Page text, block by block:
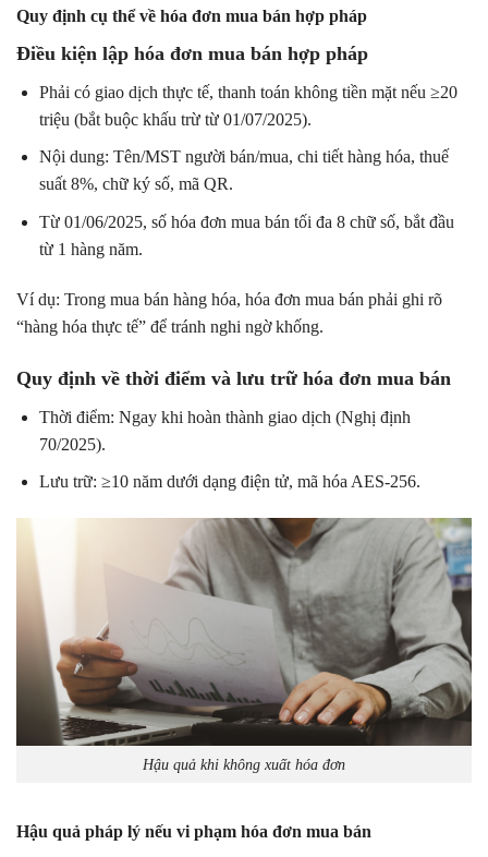
Quy định cụ thể về hóa đơn mua bán hợp pháp
Điều kiện lập hóa đơn mua bán hợp pháp
Phải có giao dịch thực tế, thanh toán không tiền mặt nếu ≥20
triệu (bắt buộc khấu trừ từ 01/07/2025).
Nội dung: Tên/MST người bán/mua, chi tiết hàng hóa, thuế
suất 8%, chữ ký số, mã QR.
Từ 01/06/2025, số hóa đơn mua bán tối đa 8 chữ số, bắt đầu
từ 1 hàng năm.
Ví dụ: Trong mua bán hàng hóa, hóa đơn mua bán phải ghi rõ
“hàng hóa thực tế” để tránh nghi ngờ khống.
Quy định về thời điểm và lưu trữ hóa đơn mua bán
Thời điểm: Ngay khi hoàn thành giao dịch (Nghị định
70/2025).
Lưu trữ: ≥10 năm dưới dạng điện tử, mã hóa AES-256.
Hậu quả khi không xuất hóa đơn
Hậu quả pháp lý nếu vi phạm hóa đơn mua bán